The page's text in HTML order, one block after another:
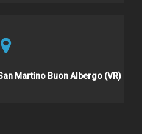
Martino Buon Albergo (VR)